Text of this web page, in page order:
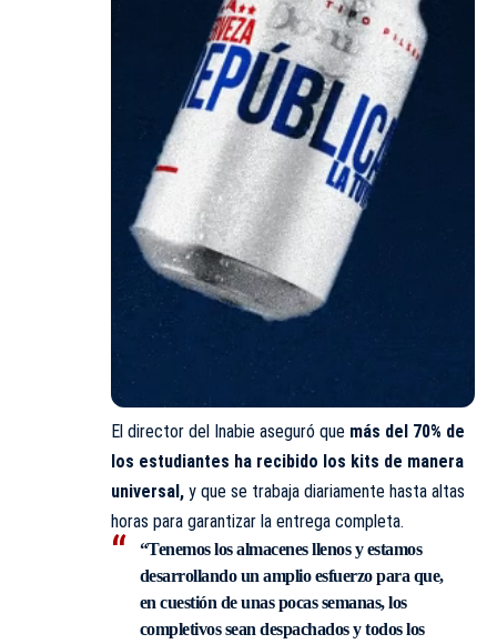
El director del Inabie aseguró que más del 70% de
los estudiantes ha recibido los kits de manera
universal, y que se trabaja diariamente hasta altas
horas para garantizar la entrega completa.
“Tenemos los almacenes llenos y estamos
desarrollando un amplio esfuerzo para que,
en cuestión de unas pocas semanas, los
completivos sean despachados y todos los